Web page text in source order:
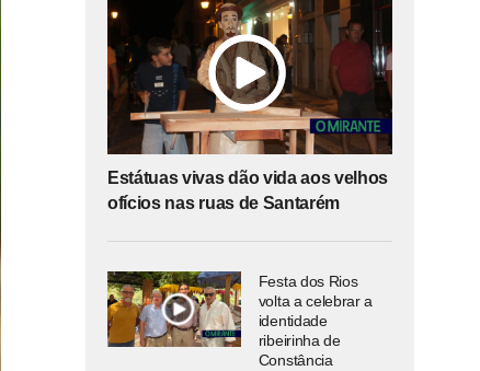
Estátuas vivas dão vida aos velhos
ofícios nas ruas de Santarém
Festa dos Rios
volta a celebrar a
identidade
ribeirinha de
Constância